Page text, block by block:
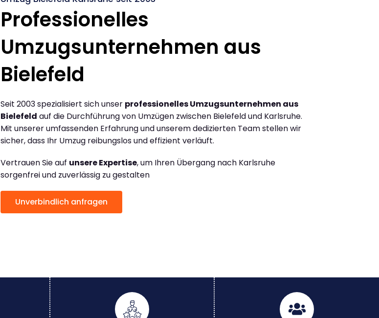
Professionelles
Umzugsunternehmen aus
Bielefeld
Seit 2003 spezialisiert sich unser professionelles Umzugsunternehmen aus
Bielefeld auf die Durchführung von Umzügen zwischen Bielefeld und Karlsruhe.
Mit unserer umfassenden Erfahrung und unserem dedizierten Team stellen wir
sicher, dass Ihr Umzug reibungslos und effizient verläuft.
Vertrauen Sie auf unsere Expertise, um Ihren Übergang nach Karlsruhe
sorgenfrei und zuverlässig zu gestalten
Unverbindlich anfragen